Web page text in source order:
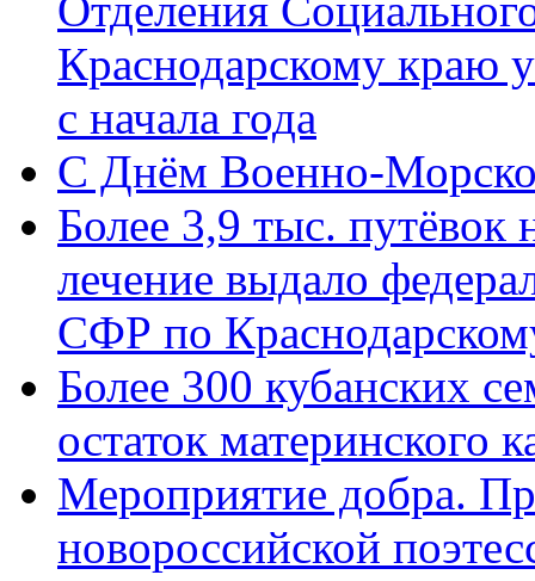
Отделения
Краснодарскому краю
с начала года
C Днём Военно-
Более 3,9 тыс. путёвок
лечение выдало
СФР по
Более 300 кубанских
остаток материнского
Мероприятие добра.
новороссийской